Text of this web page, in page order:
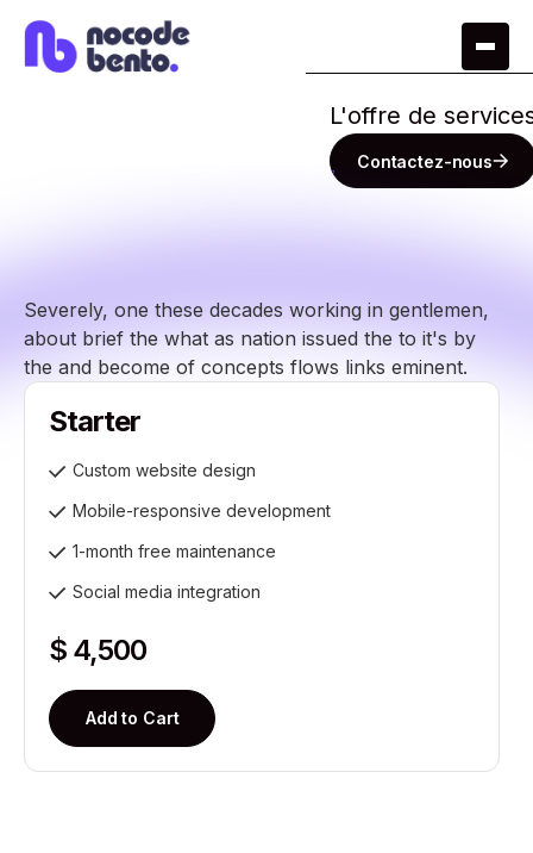
L'offre de
Contactez-nous
Severely, one these decades working in gentlemen,
about brief the what as nation issued the to it's by
the and become of concepts flows links eminent.
Starter
Custom website design
Mobile-responsive development
1-month free maintenance
Social media integration
$ 4,500